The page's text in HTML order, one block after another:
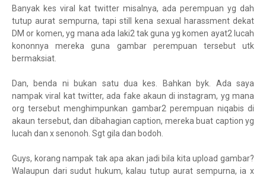
Banyak kes viral kat twitter misalnya, ada perempuan yg dah
tutup aurat sempurna, tapi still kena sexual harassment dekat
DM or komen, yg mana ada laki2 tak guna yg komen ayat2 lucah
kononnya mereka guna gambar perempuan tersebut utk
bermaksiat.
Dan, benda ni bukan satu dua kes. Bahkan byk. Ada saya
nampak viral kat twitter, ada fake akaun di instagram, yg mana
org tersebut menghimpunkan gambar2 perempuan niqabis di
akaun tersebut, dan dibahagian caption, mereka buat caption yg
lucah dan x senonoh. Sgt gila dan bodoh.
Guys, korang nampak tak apa akan jadi bila kita upload gambar?
Walaupun dari sudut hukum, kalau tutup aurat sempurna, ia x